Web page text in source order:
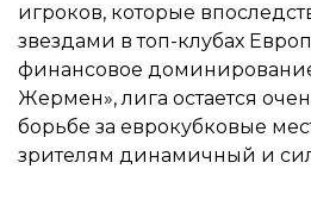
игроков, которые
звездами в топ-клубах
финансовое
Жермен», лига остается
борьбе за еврокубковые
зрителям динамичный и